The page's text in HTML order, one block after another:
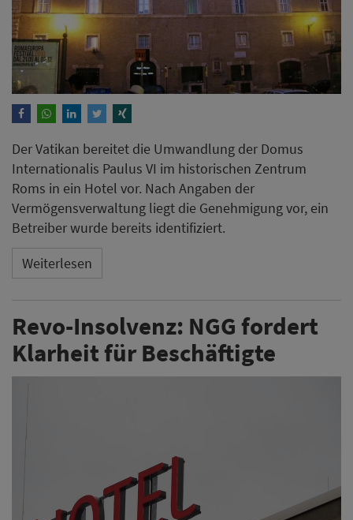
Der Vatikan bereitet die Umwandlung der Domus
Internationalis Paulus VI im historischen Zentrum
Roms in ein Hotel vor. Nach Angaben der
Vermögensverwaltung liegt die Genehmigung vor, ein
Betreiber wurde bereits identifiziert.
Weiterlesen
Revo-Insolvenz: NGG fordert
Klarheit für Beschäftigte